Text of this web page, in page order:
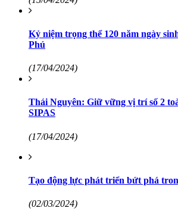
Kỷ niệm trọng thể 120 năm ngày
Phú
(17/04/2024)
Thái Nguyên: Giữ vững vị trí số 2
SIPAS
(17/04/2024)
Tạo động lực phát triển bứt phá
(02/03/2024)